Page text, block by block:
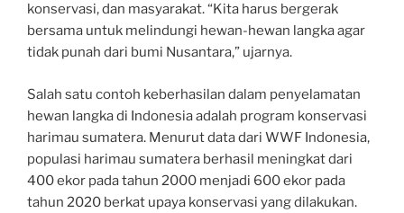
konservasi, dan masyarakat. “Kita harus bergerak
bersama untuk melindungi hewan-hewan langka agar
tidak punah dari bumi Nusantara,” ujarnya.
Salah satu contoh keberhasilan dalam penyelamatan
hewan langka di Indonesia adalah program konservasi
harimau sumatera. Menurut data dari WWF Indonesia,
populasi harimau sumatera berhasil meningkat dari
400 ekor pada tahun 2000 menjadi 600 ekor pada
tahun 2020 berkat upaya konservasi yang dilakukan.